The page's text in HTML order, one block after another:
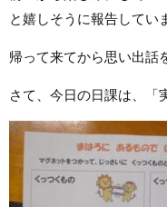
と嬉しそうに報告して
帰って来てから思い出
さて、今日の日課は、「